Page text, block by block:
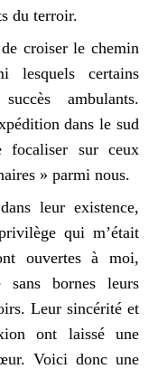
du terroir.
croiser le chemin
lesquels certains
ambulants.
dans le sud
sur ceux
» parmi nous.
leur existence,
qui m’était
ouvertes à moi,
sans bornes leurs
Leur sincérité et
ont laissé une
Voici donc une